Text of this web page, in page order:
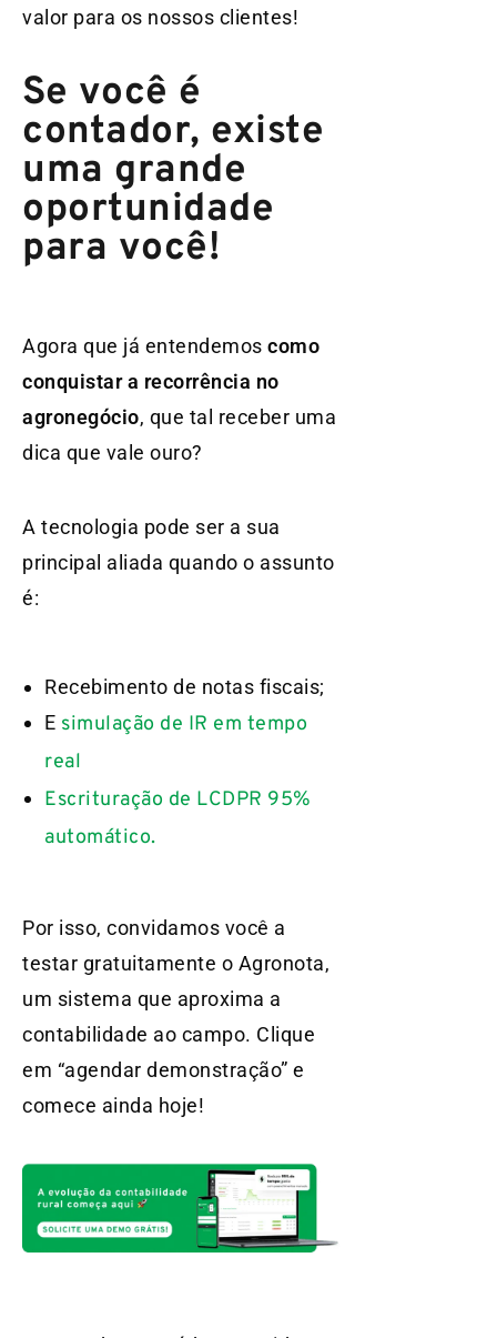
valor para os nossos clientes!
Se você é
contador, existe
uma grande
oportunidade
para você!
Agora que já entendemos como
conquistar a recorrência no
agronegócio, que tal receber uma
dica que vale ouro?
A tecnologia pode ser a sua
principal aliada quando o assunto
é:
Recebimento de notas fiscais;
E simulação de IR em tempo
real
Escrituração de LCDPR 95%
automático.
Por isso, convidamos você a
testar gratuitamente o Agronota,
um sistema que aproxima a
contabilidade ao campo. Clique
em “agendar demonstração” e
comece ainda hoje!